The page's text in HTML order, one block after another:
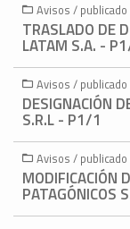
Avisos /
TRASLADO DE
LATAM S.A. -
Avisos /
DESIGNACIÓN
S.R.L - P1/1
Avisos /
MODIFICACIÓN
PATAGÓNICOS